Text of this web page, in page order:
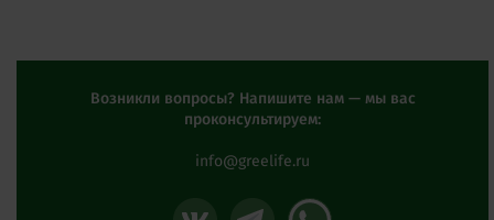
Возникли вопросы? Напишите нам — мы вас
проконсультируем:
info@greelife.ru